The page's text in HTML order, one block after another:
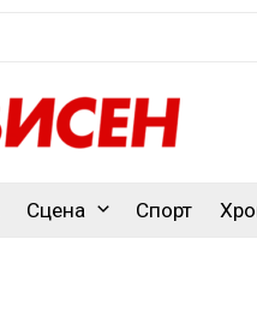
Сцена Спорт